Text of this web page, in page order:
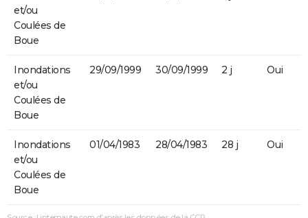
et/ou
Coulées de
Boue
Inondations
et/ou
Coulées de
Boue
29/09/1999 30/09/1999 2 j Oui
Inondations
et/ou
Coulées de
Boue
01/04/1983 28/04/1983 28 j Oui